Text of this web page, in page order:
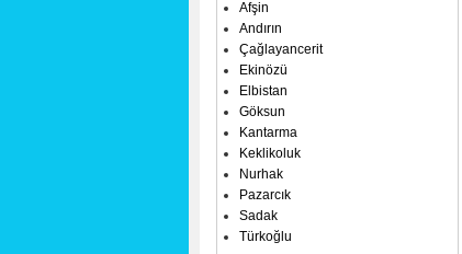
Afşin
Andırın
Çağlayancerit
Ekinözü
Elbistan
Göksun
Kantarma
Keklikoluk
Nurhak
Pazarcık
Sadak
Türkoğlu